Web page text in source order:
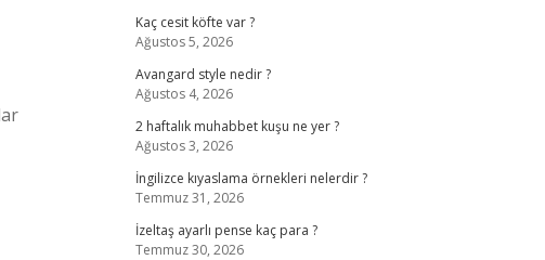
Kaç cesit köfte var ?
Ağustos 5, 2026
Avangard style nedir ?
Ağustos 4, 2026
2 haftalık muhabbet kuşu ne yer ?
Ağustos 3, 2026
İngilizce kıyaslama örnekleri nelerdir ?
Temmuz 31, 2026
İzeltaş ayarlı pense kaç para ?
Temmuz 30, 2026